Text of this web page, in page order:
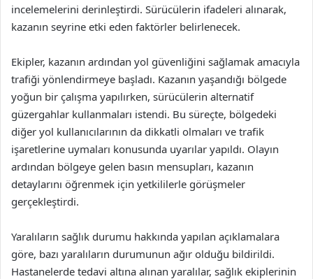
incelemelerini derinleştirdi. Sürücülerin ifadeleri alınarak,
kazanın seyrine etki eden faktörler belirlenecek.
Ekipler, kazanın ardından yol güvenliğini sağlamak amacıyla
trafiği yönlendirmeye başladı. Kazanın yaşandığı bölgede
yoğun bir çalışma yapılırken, sürücülerin alternatif
güzergahlar kullanmaları istendi. Bu süreçte, bölgedeki
diğer yol kullanıcılarının da dikkatli olmaları ve trafik
işaretlerine uymaları konusunda uyarılar yapıldı. Olayın
ardından bölgeye gelen basın mensupları, kazanın
detaylarını öğrenmek için yetkililerle görüşmeler
gerçekleştirdi.
Yaralıların sağlık durumu hakkında yapılan açıklamalara
göre, bazı yaralıların durumunun ağır olduğu bildirildi.
Hastanelerde tedavi altına alınan yaralılar, sağlık ekiplerinin